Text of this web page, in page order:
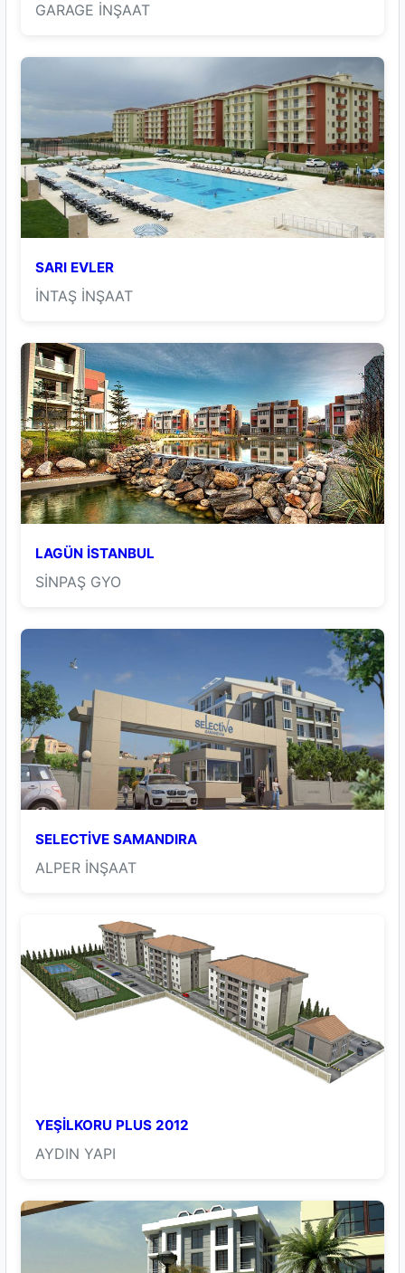
GARAGE İNŞAAT
SARI EVLER
İNTAŞ İNŞAAT
LAGÜN İSTANBUL
SİNPAŞ GYO
SELECTİVE SAMANDIRA
ALPER İNŞAAT
YEŞİLKORU PLUS 2012
AYDIN YAPI